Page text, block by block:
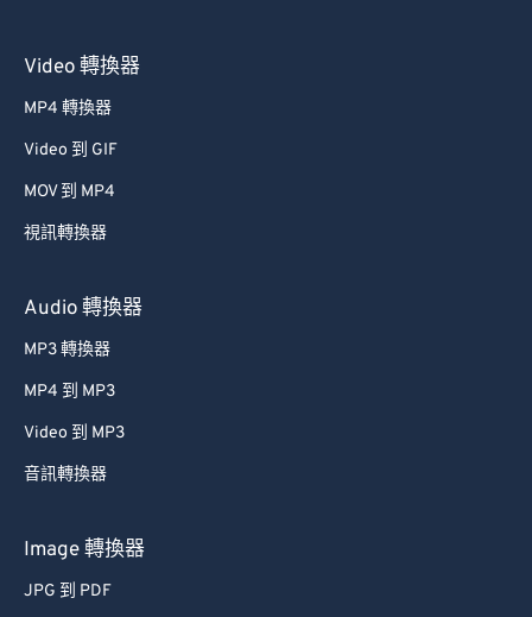
Video 轉換器
MP4 轉換器
Video 到 GIF
MOV 到 MP4
視訊轉換器
Audio 轉換器
MP3 轉換器
MP4 到 MP3
Video 到 MP3
音訊轉換器
Image 轉換器
JPG 到 PDF